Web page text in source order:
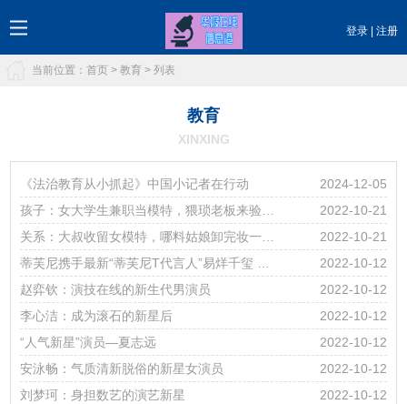
登录 注册
当前位置： 首页 > 教育 > 列表
教育
XINXING
《法治教育从小抓起》中国小记者在行动
2024-12-05
2022-10-21
2022-10-21
2022-10-12
赵弈钦：演技在线的新生代男演员
2022-10-12
李心洁：成为滚石的新星后
2022-10-12
“人气新星”演员—夏志远
2022-10-12
安泳畅：气质清新脱俗的新星女演员
2022-10-12
刘梦珂：身担数艺的演艺新星
2022-10-12